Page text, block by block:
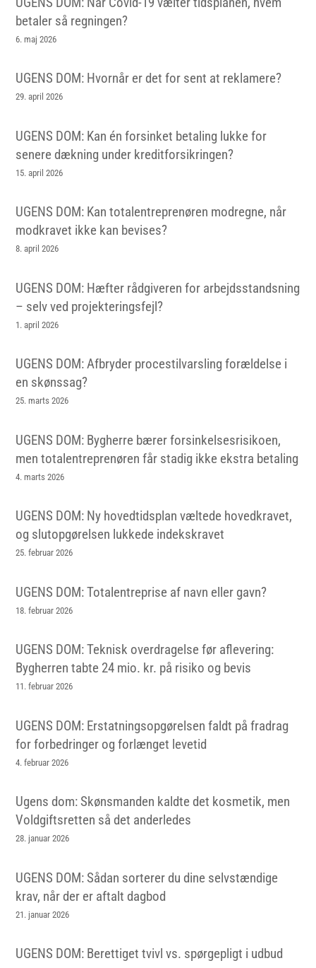
betaler så regningen?
6. maj 2026
UGENS DOM: Hvornår er det for sent at reklamere?
29. april 2026
UGENS DOM: Kan én forsinket betaling lukke for
senere dækning under kreditforsikringen?
15. april 2026
UGENS DOM: Kan totalentreprenøren modregne, når
modkravet ikke kan bevises?
8. april 2026
UGENS DOM: Hæfter rådgiveren for arbejdsstandsning
– selv ved projekteringsfejl?
1. april 2026
UGENS DOM: Afbryder procestilvarsling forældelse i
en skønssag?
25. marts 2026
UGENS DOM: Bygherre bærer forsinkelsesrisikoen,
men totalentreprenøren får stadig ikke ekstra betaling
4. marts 2026
UGENS DOM: Ny hovedtidsplan væltede hovedkravet,
og slutopgørelsen lukkede indekskravet
25. februar 2026
UGENS DOM: Totalentreprise af navn eller gavn?
18. februar 2026
UGENS DOM: Teknisk overdragelse før aflevering:
Bygherren tabte 24 mio. kr. på risiko og bevis
11. februar 2026
UGENS DOM: Erstatningsopgørelsen faldt på fradrag
for forbedringer og forlænget levetid
4. februar 2026
Ugens dom: Skønsmanden kaldte det kosmetik, men
Voldgiftsretten så det anderledes
28. januar 2026
UGENS DOM: Sådan sorterer du dine selvstændige
krav, når der er aftalt dagbod
21. januar 2026
UGENS DOM: Berettiget tvivl vs. spørgepligt i udbud